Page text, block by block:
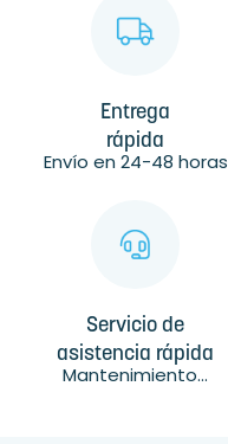
Entrega
rápida
Envío en 24-48 horas
Servicio de
asistencia rápida
Mantenimiento...